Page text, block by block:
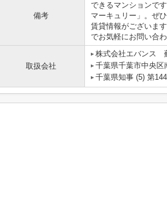
備考
できるマンションで
マーキュリー」。ぜ
賃貸情報がございま
でお気軽にお問い合わ
取扱会社
株式会社エバンス
千葉県千葉市中央区
千葉県知事 (5) 第